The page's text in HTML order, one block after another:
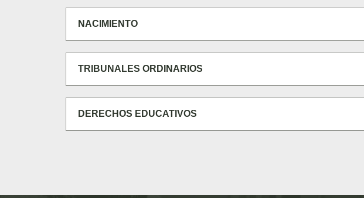
NACIMIENTO
TRIBUNALES ORDINARIOS
DERECHOS EDUCATIVOS